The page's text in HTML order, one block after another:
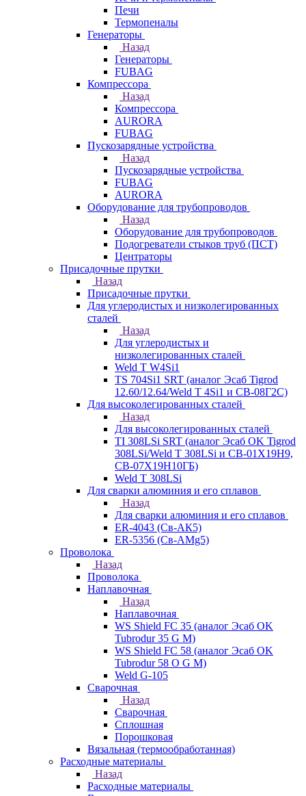
Печи
Термопеналы
Генераторы
Назад
Генераторы
FUBAG
Компрессора
Назад
Компрессора
AURORA
FUBAG
Пускозарядные устройства
Назад
Пускозарядные устройства
FUBAG
AURORA
Оборудование для трубопроводов
Назад
Оборудование для трубопроводов
Подогреватели стыков труб (ПСТ)
Центраторы
Присадочные прутки
Назад
Присадочные прутки
Для углеродистых и низколегированных
сталей
Назад
Для углеродистых и
низколегированных сталей
Weld T W4Si1
TS 704Si1 SRT (аналог Эсаб Tigrod
12.60/12.64/Weld T 4Si1 и СВ-08Г2С)
Для высоколегированных сталей
Назад
Для высоколегированных сталей
TI 308LSi SRT (аналог Эсаб OK Tigrod
308LSi/Weld T 308LSi и СВ-01Х19Н9,
СВ-07Х19Н10ГБ)
Weld T 308LSi
Для сварки алюминия и его сплавов
Назад
Для сварки алюминия и его сплавов
ER-4043 (Св-АК5)
ER-5356 (Св-АМg5)
Проволока
Назад
Проволока
Наплавочная
Назад
Наплавочная
WS Shield FC 35 (аналог Эсаб OK
Tubrodur 35 G M)
WS Shield FC 58 (аналог Эсаб OK
Tubrodur 58 O G M)
Weld G-105
Сварочная
Назад
Сварочная
Сплошная
Порошковая
Вязальная (термообработанная)
Расходные материалы
Назад
Расходные материалы